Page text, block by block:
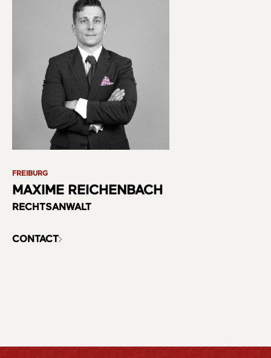
FREIBURG
MAXIME REICHENBACH
RECHTSANWALT
CONTACT